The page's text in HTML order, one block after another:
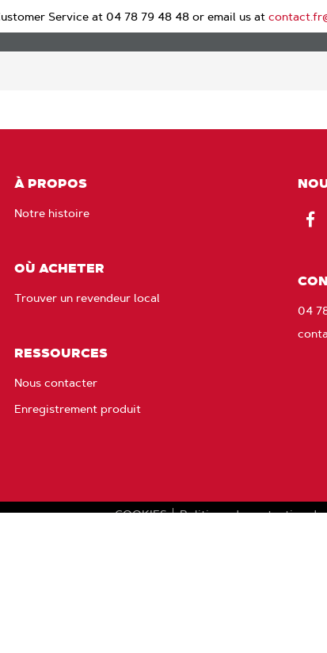
Service at 04 78 79 48 48 or email us at
À PROPOS
Notre histoire
OÙ ACHETER
Trouver un revendeur local
RESSOURCES
Nous contacter
Enregistrement produit
04
COOKIES Politique de protection